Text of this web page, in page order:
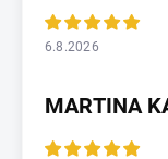
6.8.2026
MARTINA